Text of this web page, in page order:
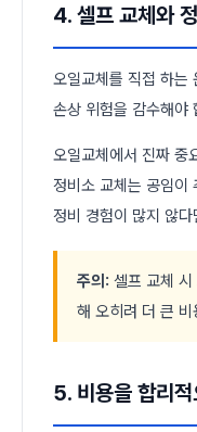
4. 셀프 교체와
오일교체를 직접 하는
손상 위험을 감수해야
오일교체에서 진짜 중
정비소 교체는 공임이
정비 경험이 많지 않
주의: 셀프 교체
해 오히려 더 큰
5. 비용을 합리